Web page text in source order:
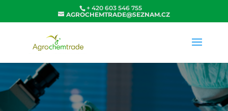
+ 420 603 546 755
AGROCHEMTRADE@SEZNAM.CZ